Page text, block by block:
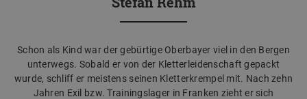
Schon als Kind war der gebürtige Oberbayer viel in den Bergen
unterwegs. Sobald er von der Kletterleidenschaft gepackt
wurde, schliff er meistens seinen Kletterkrempel mit. Nach zehn
Jahren Exil bzw. Trainingslager in Franken zieht er sich